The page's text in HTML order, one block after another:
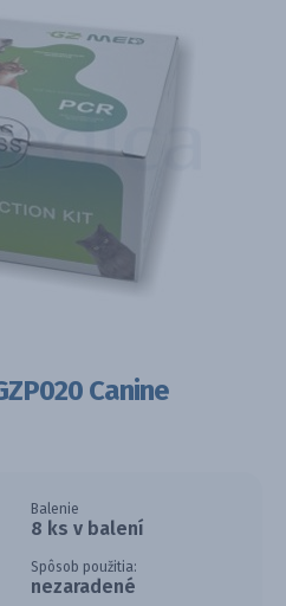
Canine
Balenie
8 ks v balení
Spôsob použitia:
nezaradené